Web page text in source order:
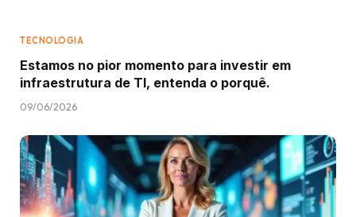
TECNOLOGIA
Estamos no pior momento para investir em
infraestrutura de TI, entenda o porquê.
09/06/2026